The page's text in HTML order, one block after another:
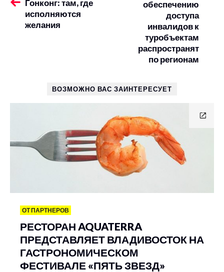
Гонконг: там, где
исполняются
желания
обеспечению
доступа
инвалидов к
туробъектам
распространят
по регионам
ВОЗМОЖНО ВАС ЗАИНТЕРЕСУЕТ
ОТ ПАРТНЕРОВ
РЕСТОРАН AQUATERRA
ПРЕДСТАВЛЯЕТ ВЛАДИВОСТОК НА
ГАСТРОНОМИЧЕСКОМ
ФЕСТИВАЛЕ «ПЯТЬ ЗВЕЗД»